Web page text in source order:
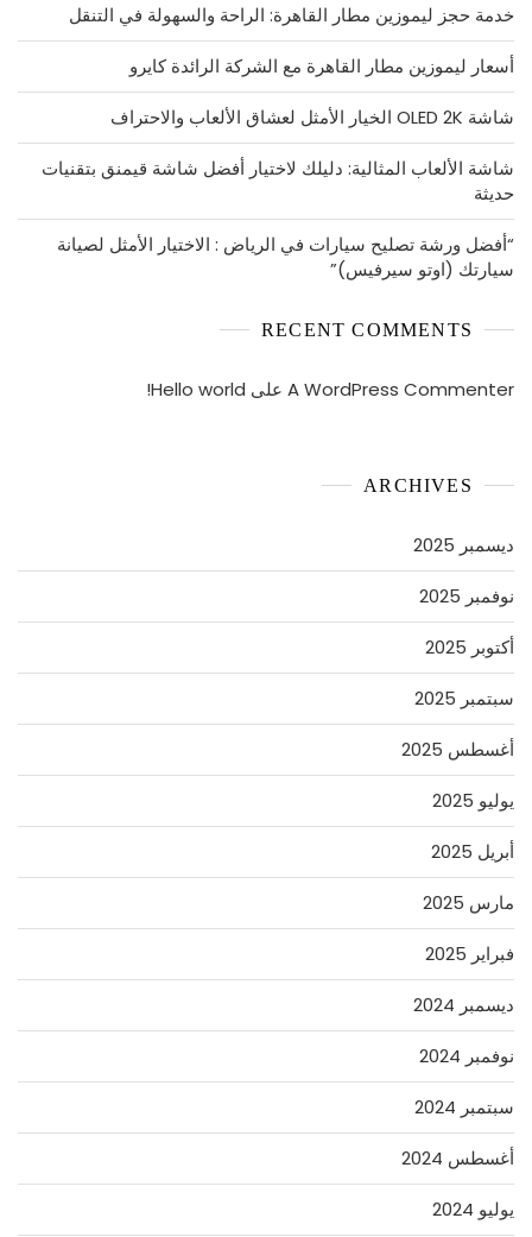
خدمة حجز ليموزين مطار القاهرة: الراحة والسهولة في التنقل
أسعار ليموزين مطار القاهرة مع الشركة الرائدة كايرو
شاشة OLED 2K الخيار الأمثل لعشاق الألعاب والاحتراف
شاشة الألعاب المثالية: دليلك لاختيار أفضل شاشة قيمنق بتقنيات
حديثة
“أفضل ورشة تصليح سيارات في الرياض : الاختيار الأمثل لصيانة
سيارتك (اوتو سيرفيس)”
RECENT COMMENTS
A WordPress Commenter على Hello world!
ARCHIVES
ديسمبر 2025
نوفمبر 2025
أكتوبر 2025
سبتمبر 2025
أغسطس 2025
يوليو 2025
أبريل 2025
مارس 2025
فبراير 2025
ديسمبر 2024
نوفمبر 2024
سبتمبر 2024
أغسطس 2024
يوليو 2024